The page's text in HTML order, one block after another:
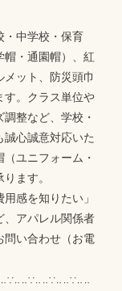
・中学校・保育
帽・通園帽）、紅
ット、防災頭巾
す。クラス単位や
整など、学校・
心誠意対応いた
ユニフォーム・
ます。
感を知りたい」
、アパレル関係者
問い合わせ（お電